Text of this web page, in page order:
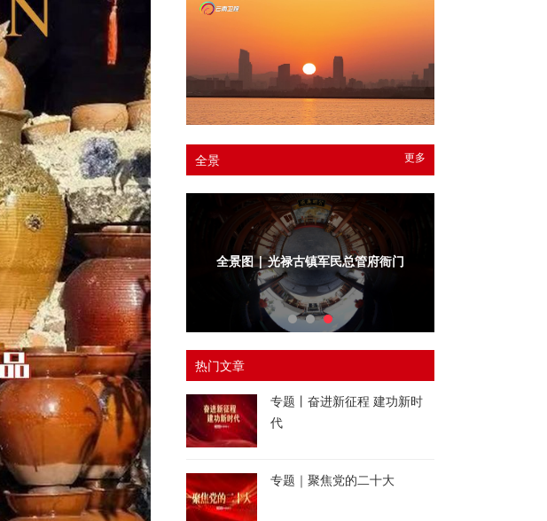
更多
全景
全景图 | 光禄古镇军民总管府
热门文章
专题丨奋进新征程 建功新时
代
专题｜聚焦党的二十大